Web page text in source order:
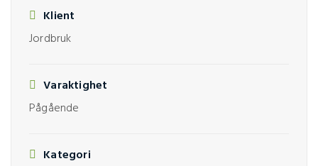
Klient
Jordbruk
Varaktighet
Pågående
Kategori